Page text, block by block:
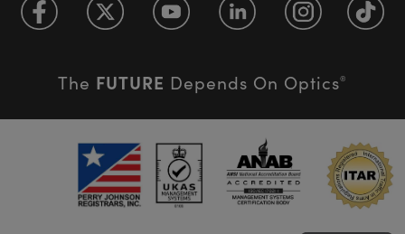
The FUTURE Depends On Optics®